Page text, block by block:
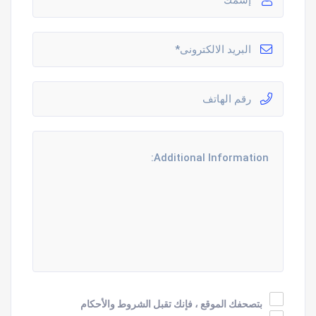
بتصحفك الموقع ، فإنك تقبل الشروط والأحكام